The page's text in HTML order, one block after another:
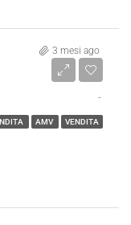
3 mesi ago
AMV VENDITA